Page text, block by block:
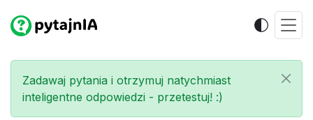
Zadawaj pytania i otrzymuj natychmiast
inteligentne odpowiedzi - przetestuj! :)